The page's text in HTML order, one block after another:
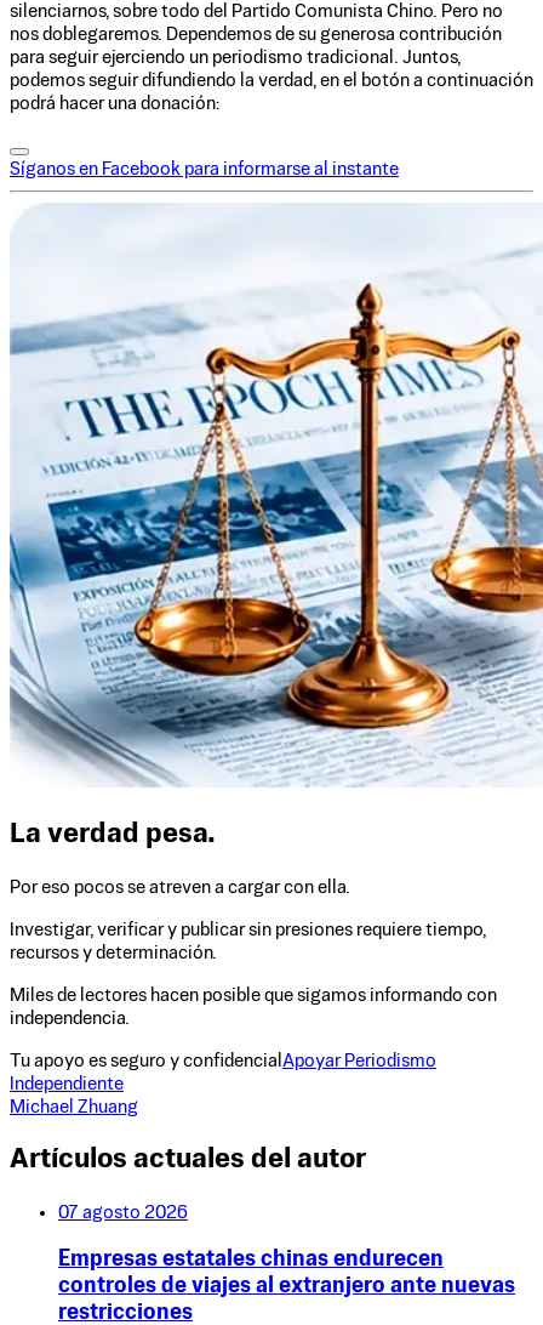
silenciarnos, sobre todo del Partido Comunista Chino. Pero no
nos doblegaremos. Dependemos de su generosa contribución
para seguir ejerciendo un periodismo tradicional. Juntos,
podemos seguir difundiendo la verdad, en el botón a continuación
podrá hacer una donación:
Síganos en Facebook para informarse al instante
La verdad pesa.
Por eso pocos se atreven a cargar con ella.
Investigar, verificar y publicar sin presiones requiere tiempo,
recursos y determinación.
Miles de lectores hacen posible que sigamos informando con
independencia.
Tu apoyo es seguro y confidencial Apoyar Periodismo
Independiente
Michael Zhuang
Artículos actuales del autor
07 agosto 2026
Empresas estatales chinas endurecen
controles de viajes al extranjero ante nuevas
restricciones